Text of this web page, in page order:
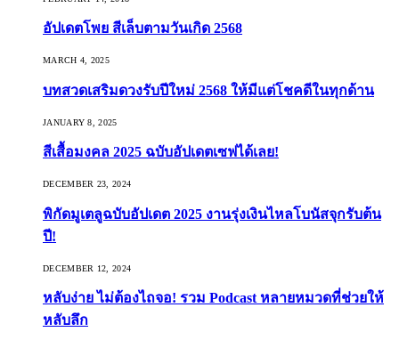
อัปเดตโพย สีเล็บตามวันเกิด 2568
MARCH 4, 2025
บทสวดเสริมดวงรับปีใหม่ 2568 ให้มีแต่โชคดีในทุกด้าน
JANUARY 8, 2025
สีเสื้อมงคล 2025 ฉบับอัปเดตเซฟได้เลย!
DECEMBER 23, 2024
พิกัดมูเตลูฉบับอัปเดต 2025 งานรุ่งเงินไหลโบนัสจุกรับต้น
ปี!
DECEMBER 12, 2024
หลับง่าย ไม่ต้องไถจอ! รวม Podcast หลายหมวดที่ช่วยให้
หลับลึก